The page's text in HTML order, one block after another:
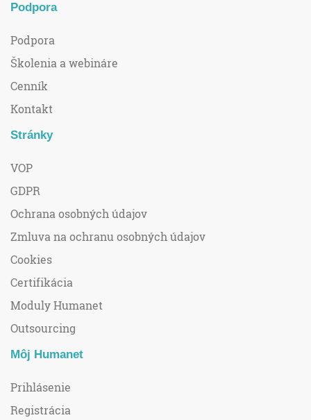
Podpora
Podpora
Školenia a webináre
Cenník
Kontakt
Stránky
VOP
GDPR
Ochrana osobných údajov
Zmluva na ochranu osobných údajov
Cookies
Certifikácia
Moduly Humanet
Outsourcing
Môj Humanet
Prihlásenie
Registrácia